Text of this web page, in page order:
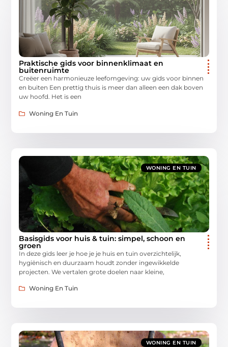
Praktische gids voor binnenklimaat en
buitenruimte
Creëer een harmonieuze leefomgeving: uw gids voor binnen
en buiten Een prettig thuis is meer dan alleen een dak boven
uw hoofd. Het is een
Woning En Tuin
WONING EN TUIN
Basisgids voor huis & tuin: simpel, schoon en
groen
In deze gids leer je hoe je je huis en tuin overzichtelijk,
hygiënisch en duurzaam houdt zonder ingewikkelde
projecten. We vertalen grote doelen naar kleine,
Woning En Tuin
WONING EN TUIN